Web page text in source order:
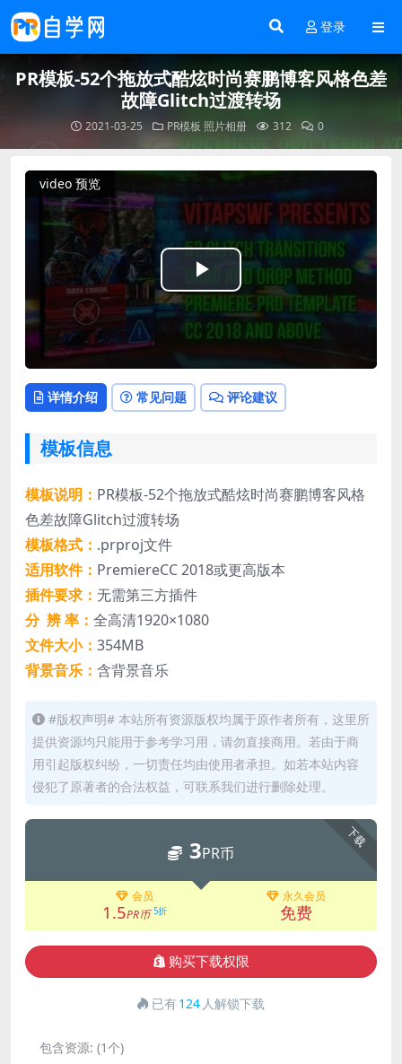
登录
PR模板-52个拖放式酷炫时尚赛鹏博客风格色差
故障Glitch过渡转场
2021-03-25 PR模板 照片相册 312 0
video 预览
Play
Video
详情介绍 常见问题 评论建议
模板信息
模板说明： PR模板-52个拖放式酷炫时尚赛鹏博客风格
色差故障Glitch过渡转场
模板格式： .prproj文件
适用软件： PremiereCC 2018或更高版本
插件要求： 无需第三方插件
分 辨 率： 全高清1920×1080
文件大小： 354MB
背景音乐： 含背景音乐
#版权声明# 本站所有资源版权均属于原作者所有，这里所
提供资源均只能用于参考学习用，请勿直接商用。若由于商
用引起版权纠纷，一切责任均由使用者承担。如若本站内容
侵犯了原著者的合法权益，可联系我们进行删除处理。
下载
3PR币
会员
1.5PR币 5折
永久会员
免费
购买下载权限
已有124 人解锁下载
包含资源: (1个)